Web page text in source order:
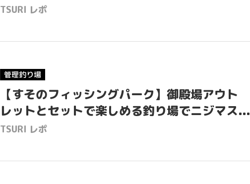
TSURI レポ
管理釣り場
【すそのフィッシングパーク】御殿場アウト
レットとセットで楽しめる釣り場でニジマス...
TSURI レポ